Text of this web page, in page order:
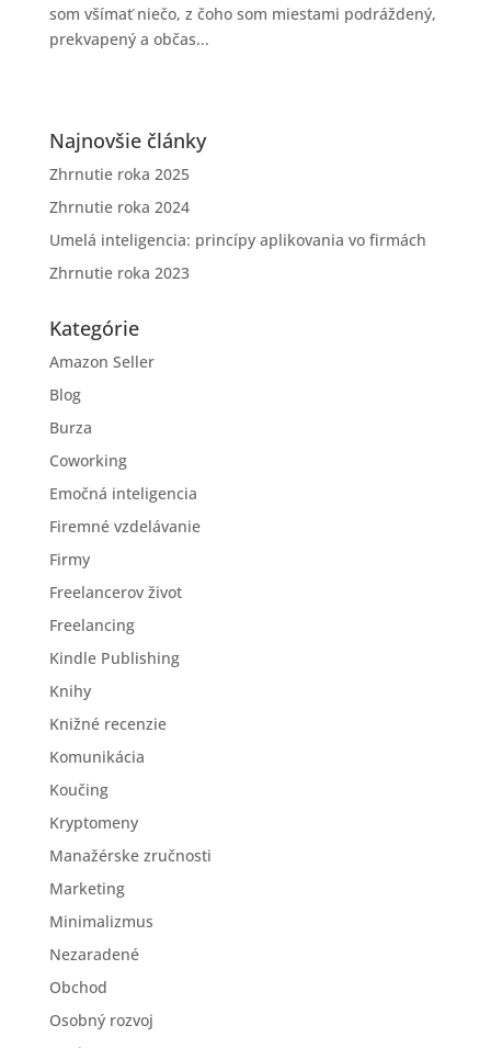
som všímať niečo, z čoho som miestami podráždený,
prekvapený a občas...
Najnovšie články
Zhrnutie roka 2025
Zhrnutie roka 2024
Umelá inteligencia: princípy aplikovania vo firmách
Zhrnutie roka 2023
Kategórie
Amazon Seller
Blog
Burza
Coworking
Emočná inteligencia
Firemné vzdelávanie
Firmy
Freelancerov život
Freelancing
Kindle Publishing
Knihy
Knižné recenzie
Komunikácia
Koučing
Kryptomeny
Manažérske zručnosti
Marketing
Minimalizmus
Nezaradené
Obchod
Osobný rozvoj